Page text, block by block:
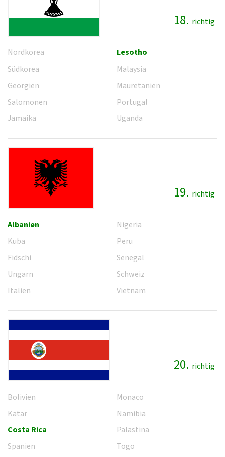
18. richtig
Nordkorea
Südkorea
Georgien
Salomonen
Jamaika
Lesotho
Malaysia
Mauretanien
Portugal
Uganda
19. richtig
Albanien
Kuba
Fidschi
Ungarn
Italien
Nigeria
Peru
Senegal
Schweiz
Vietnam
20. richtig
Bolivien
Katar
Costa Rica
Spanien
Monaco
Namibia
Palästina
Togo